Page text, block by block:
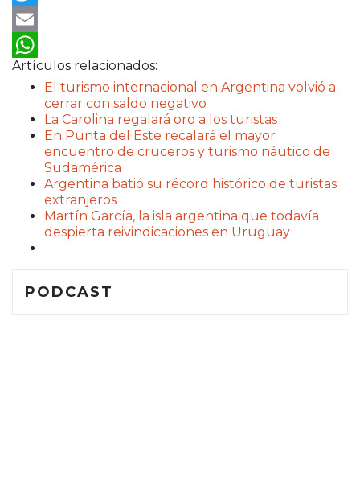
Twitter
Email
WhatsApp
Artículos relacionados:
El turismo internacional en Argentina volvió a
cerrar con saldo negativo
La Carolina regalará oro a los turistas
En Punta del Este recalará el mayor
encuentro de cruceros y turismo náutico de
Sudamérica
Argentina batió su récord histórico de turistas
extranjeros
Martín García, la isla argentina que todavía
despierta reivindicaciones en Uruguay
PODCAST